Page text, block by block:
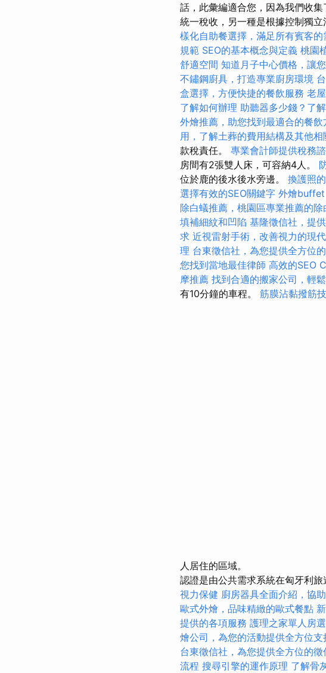
話，此彙編適合您，因為我們收
統一稅收，另一種是根據控制獨
樣化自助餐選擇，滿足所有賓客的
規範 SEO的基本概念與定義 桃園
舒適空間 知道月子中心價格，讓
不鏽鋼廚具，打造專業廚房環境
盒選擇，方便快捷的餐飲服務 老
了解如何辦理 助聽器多少錢？了
外燴推薦，助您找到最適合的餐飲
用，了解土葬的費用結構及其他相
款稅責任。 專業會計師提供稅務
房間有2張雙人床，可容納4人。
位於鹿的後水後水旁邊。 換護照
選擇有效的SEO關鍵字 外燴buffet
除白蟻推薦，桃園區專業推薦的除
填補細紋和凹陷 基隆徵信社，提
求 近視雷射手術，改善視力的現
理 台東徵信社，為您提供全方位
您找到當地最佳律師 高效的SEO
摩推薦 找到合適的搬家公司，輕
有10分鐘的車程。 筋膜沾黏撥筋
人居住的區域。
認證是由公共需求系統在匈牙利
視力保健 廚房器具全面介紹，協
歐式外燴，品味精緻的歐式餐點
提供的各項服務 護理之家單人房
燴公司，為您的活動提供全方位支
台東徵信社，為您提供全方位的徵
流程 搜尋引擎的運作原理 了解骨